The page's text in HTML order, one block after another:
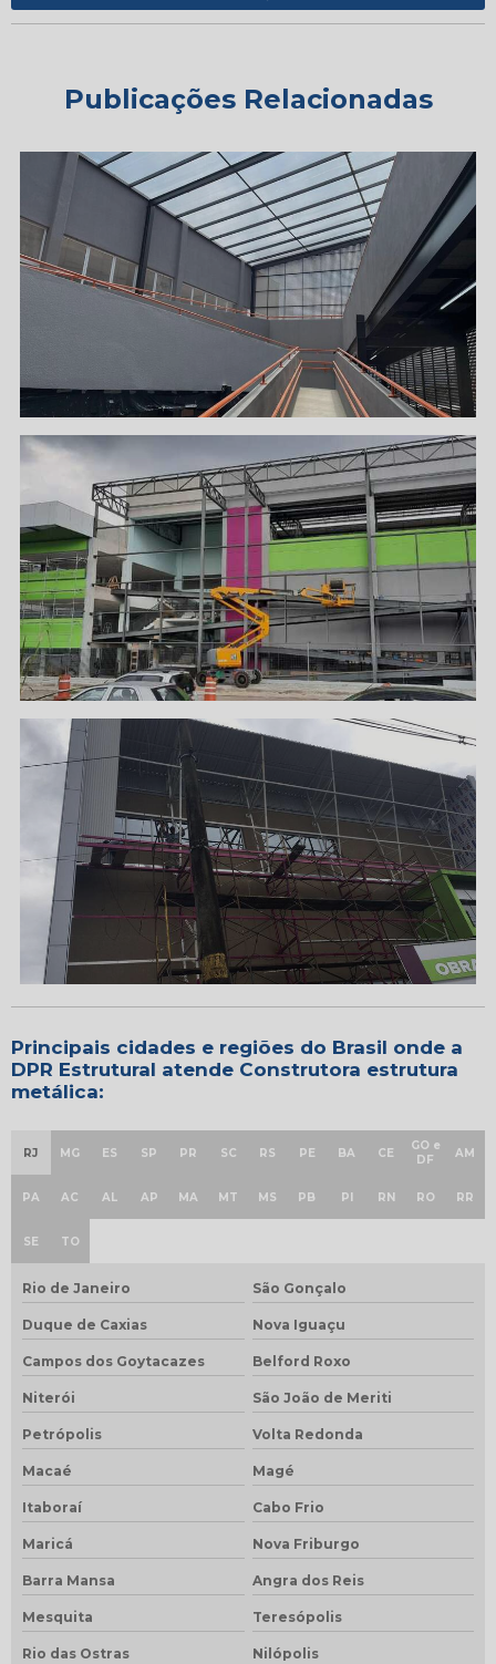
Publicações Relacionadas
Principais cidades e regiões do Brasil onde a
DPR Estrutural atende Construtora estrutura
metálica:
RJ MG ES SP PR SC RS PE BA CE
GO e
DF
AM
PA AC AL AP MA MT MS PB PI RN RO RR
SE TO
Rio de Janeiro São Gonçalo
Duque de Caxias Nova Iguaçu
Campos dos Goytacazes Belford Roxo
Niterói São João de Meriti
Petrópolis Volta Redonda
Macaé Magé
Itaboraí Cabo Frio
Maricá Nova Friburgo
Barra Mansa Angra dos Reis
Mesquita Teresópolis
Rio das Ostras Nilópolis